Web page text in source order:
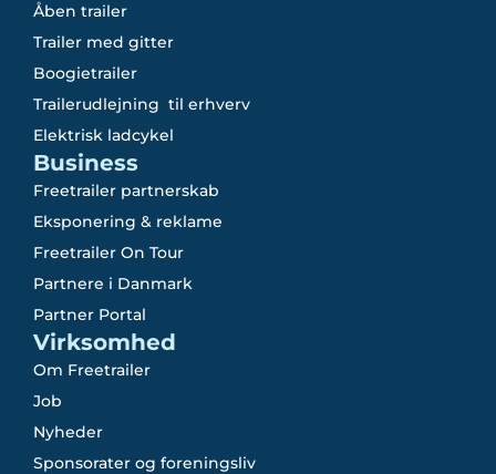
Åben trailer
Trailer med gitter
Boogietrailer
Trailerudlejning til erhverv
Elektrisk ladcykel
Business
Freetrailer partnerskab
Eksponering & reklame
Freetrailer On Tour
Partnere i Danmark
Partner Portal
Virksomhed
Om Freetrailer
Job
Nyheder
Sponsorater og foreningsliv